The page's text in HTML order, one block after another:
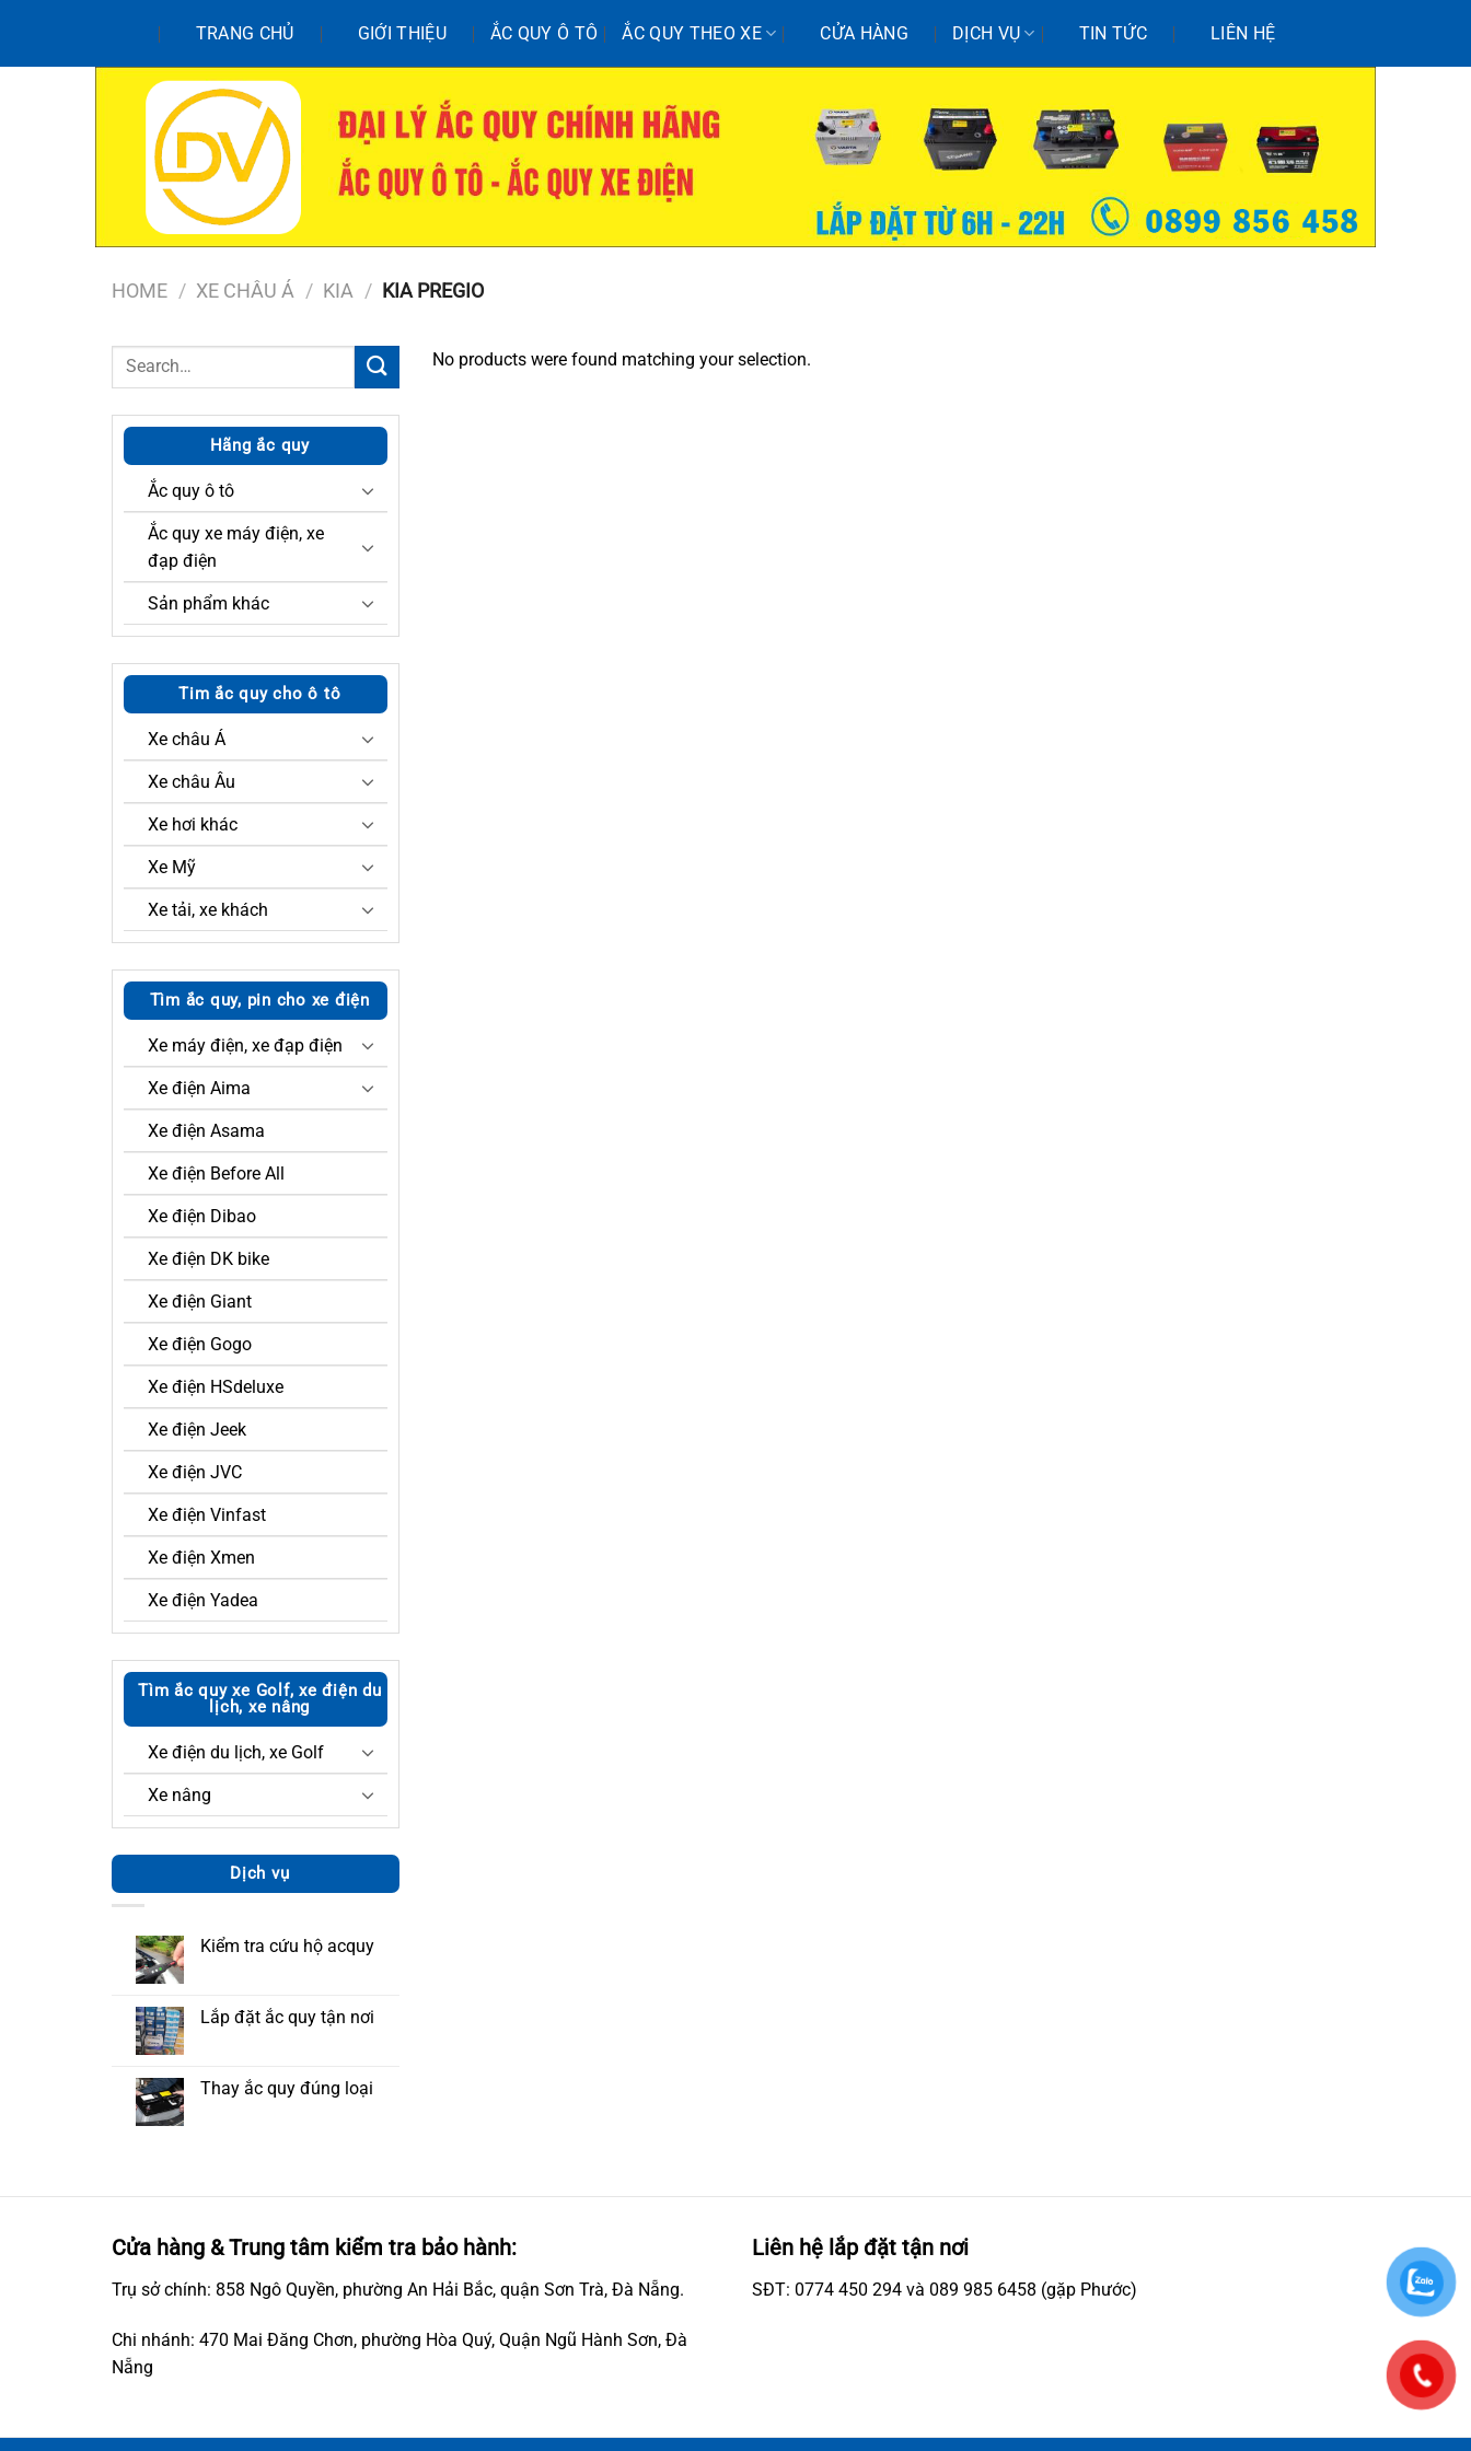
nội
TRANG CHỦ GIỚI THIỆU ẮC QUY Ô TÔ ẮC QUY THEO XE CỬA HÀNG DỊCH VỤ TIN TỨC LIÊN HỆ
HOME / XE CHÂU Á / KIA / KIA PREGIO
Search
Hãng ắc quy
Ắc quy ô tô
Ắc quy xe máy điện, xe
đạp điện
Sản phẩm khác
Tim ắc quy cho ô tô
Xe châu Á
Xe châu Âu
Xe hơi khác
Xe Mỹ
Xe tải, xe khách
Tìm ắc quy, pin cho xe điện
Xe máy điện, xe đạp điện
Xe điện Aima
Xe điện Asama
Xe điện Before All
Xe điện Dibao
Xe điện DK bike
Xe điện Giant
Xe điện Gogo
Xe điện HSdeluxe
Xe điện Jeek
Xe điện JVC
Xe điện Vinfast
Xe điện Xmen
Xe điện Yadea
Tìm ắc quy xe Golf, xe điện du
lịch, xe nâng
Xe điện du lịch, xe Golf
Xe nâng
Dịch vụ
Kiểm tra cứu hộ acquy
Lắp đặt ắc quy tận nơi
Thay ắc quy đúng loại
No products were found matching your selection.
Cửa hàng & Trung tâm kiểm tra bảo hành:
Trụ sở chính: 858 Ngô Quyền, phường An Hải Bắc, quận Sơn Trà, Đà Nẵng.
Chi nhánh: 470 Mai Đăng Chơn, phường Hòa Quý, Quận Ngũ Hành Sơn, Đà
Nẵng
Liên hệ lắp đặt tận nơi
SĐT: 0774 450 294 và 089 985 6458 (gặp Phước)